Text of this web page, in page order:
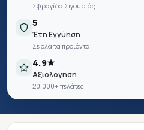
Σφραγίδα Σιγουριάς
5
Έτη Εγγύηση
Σε όλα τα προϊόντα
4.9★
Αξιολόγηση
20.000+ πελάτες